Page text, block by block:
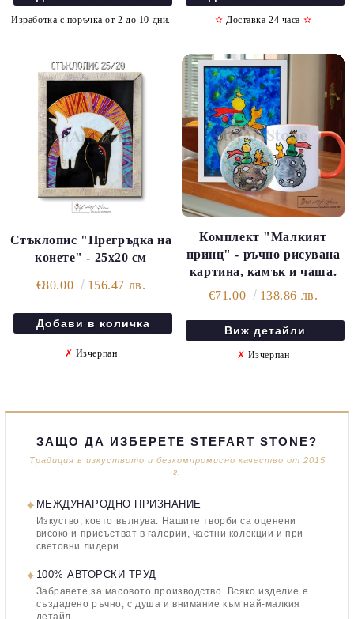
Изработка с поръчка от 2 до 10 дни. ✫ Доставка 24 часа ✫
Стъклопис "Прегръдка на
конете" - 25х20 см
€80.00 156.47 лв.
✗ Изчерпан
Комплект "Малкият
принц" - ръчно рисувана
картина, камък и чаша.
€71.00
138.86 лв.
Виж детайли
✗ Изчерпан
ЗАЩО ДА ИЗБЕРЕТЕ STEFART STONE?
Традиция в изкуството и безкомпромисно качество от 2015
г.
✦ МЕЖДУНАРОДНО ПРИЗНАНИЕ
Изкуство, което вълнува. Нашите творби са оценени
високо и присъстват в галерии, частни колекции и при
световни лидери.
✦ 100% АВТОРСКИ ТРУД
Забравете за масовото производство. Всяко изделие е
създадено ръчно, с душа и внимание към най-малкия
детайл.